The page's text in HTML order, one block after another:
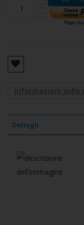
Informazioni
Dettagli